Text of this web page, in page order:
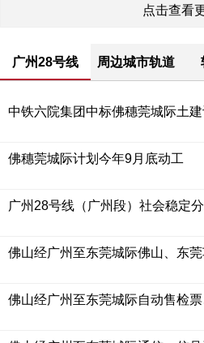
点击查看
广州28号线 周边城市轨道
中铁六院集团中标佛穗莞城际土
佛穗莞城际计划今年9月底动工
广州28号线（广州段）社会稳定
佛山经广州至东莞城际佛山、东
佛山经广州至东莞城际自动售检